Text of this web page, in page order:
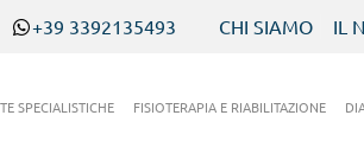
+39 3392135493 CHI SIAMO IL
SPECIALISTICHE FISIOTERAPIA E RIABILITAZIONE